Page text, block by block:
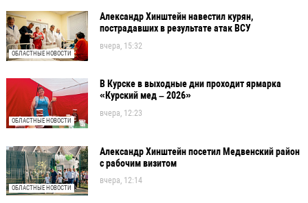
ОБЛАСТНЫЕ НОВОСТИ
Александр Хинштейн навестил курян,
пострадавших в результате атак ВСУ
вчера, 15:32
ОБЛАСТНЫЕ НОВОСТИ
В Курске в выходные дни проходит ярмарка
«Курский мед – 2026»
вчера, 12:23
ОБЛАСТНЫЕ НОВОСТИ
Александр Хинштейн посетил Медвенский район
с рабочим визитом
вчера, 12:14